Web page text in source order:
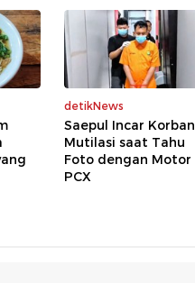
detikNews
Saepul Incar Korban
Mutilasi saat Tahu
Foto dengan Motor
PCX